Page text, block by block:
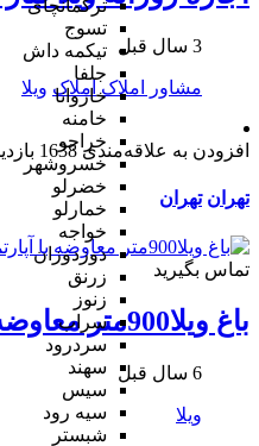
ترکمانچای
تسوج
تیکمه داش
جلفا
خاروانا
خامنه
خراجو
خسروشهر
خضرلو
خمارلو
خواجه
دوزدوزان
زرنق
زنوز
سراب
سردرود
سهند
سیس
سیه رود
شبستر
3 سال قبل
مشاور املاک املاک ویلا
افزودن به علاقه‌مندی 1638 بازدید
تهران تهران
تماس بگیرید
باغ ویلا900متر معاوضه با آپارتمان یا ماشین
6 سال قبل
ویلا